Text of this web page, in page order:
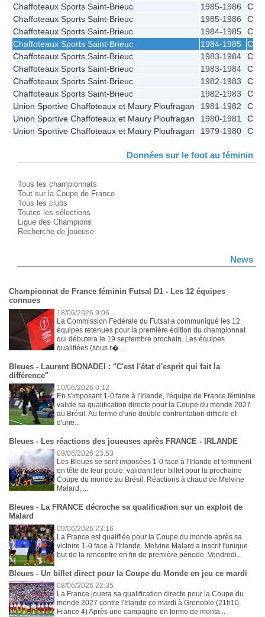
Chaffoteaux Sports Saint-Brieuc
1985-1986
CFF
Chaffoteaux Sports Saint-Brieuc
1985-1986
CFF
Chaffoteaux Sports Saint-Brieuc
1984-1985
CFF
Chaffoteaux Sports Saint-Brieuc
1984-1985
CFF
Chaffoteaux Sports Saint-Brieuc
1983-1984
CFF
Chaffoteaux Sports Saint-Brieuc
1983-1984
CFF
Chaffoteaux Sports Saint-Brieuc
1982-1983
CFF
Chaffoteaux Sports Saint-Brieuc
1982-1983
CFF
Union Sportive Chaffoteaux et Maury Ploufragan
1981-1982
CFF
Union Sportive Chaffoteaux et Maury Ploufragan
1980-1981
CFF
Union Sportive Chaffoteaux et Maury Ploufragan
1979-1980 CFF
Données sur le foot au féminin
Tous les championnats
Tout sur la Coupe de France
Tous les clubs
Toutes les sélections
Ligue des Champions
Recherche de joueuse
News
Championnat de France féminin Futsal D1 - Les 12 équipes
connues
18/06/2026 9:06
La Commission Fédérale du Futsal a communiqué les 12
équipes retenues pour la première édition du championnat
qui débutera le 19 septembre prochain. Les équipes
qualifiées (sous r�...
Bleues - Laurent BONADEI : "C'est l'état d'esprit qui fait la
différence"
10/06/2026 0:12
En s'imposant 1-0 face à l'Irlande, l'équipe de France féminine
valide sa qualification directe pour la Coupe du monde 2027
au Brésil. Au terme d'une double confrontation difficile et
d'une...
Bleues - Les réactions des joueuses après FRANCE - IRLANDE
09/06/2026 23:53
Les Bleues se sont imposées 1-0 face à l'Irlande et terminent
en tête de leur poule, validant leur billet pour la prochaine
Coupe du monde au Brésil. Réactions à chaud de Melvine
Malard, ...
Bleues - La FRANCE décroche sa qualification sur un exploit de
Malard
09/06/2026 23:16
La France est qualifiée pour la Coupe du monde après sa
victoire 1-0 face à l'Irlande. Melvine Malard a inscrit l'unique
but de la rencontre en fin de première période. Vendredi...
Bleues - Un billet direct pour la Coupe du Monde en jeu ce mardi
08/06/2026 22:35
La France jouera sa qualification directe pour la Coupe du
monde 2027 contre l'Irlande ce mardi à Grenoble (21h10,
France 4) Après une campagne en forme de monta...